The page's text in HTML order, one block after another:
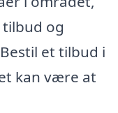
og
et tilbud i
kan være at